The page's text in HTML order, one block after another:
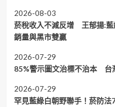
2026-08-03
菸稅收入不減反增 王郁揚:藍
銷量與黑市雙贏
2026-07-29
85%警示圖文治標不治本 台
2026-07-29
罕見藍綠白朝野聯手！菸防